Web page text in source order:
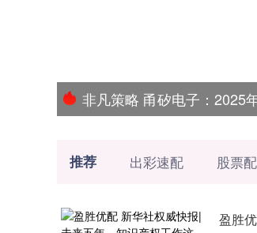
非凡策略 甬矽电子：2025
推荐 出彩速配 股票
盈胜